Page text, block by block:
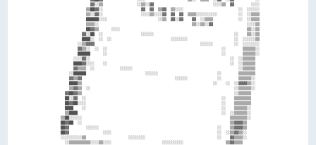
                ▓▓░░▒▒                ░░▒▒░░▓▓                            ░░░░▒▒  ▓▓        ░░░░
              ▒▒██▓▓░░                  ▓▓  ▓▓  ▒▒▓▓  ▒▒░░░░                          ░░  ░░░░░░
              ▒▒░░▓▓░░                  ░░░░▒▒░░░░▓▓  ▓▓  ▓▓  ▒▒▒▒░░░░░░░░░░          ░░  ░░▒▒▒▒
              ██████░░░░                        ░░▒▒  ▓▓░░▓▓    ▓▓  ░░▒▒▒▒            ░░  ░░▒▒▒▒
              ▒▒▒▒░░                                            ▒▒░░▒▒░░▓▓                ░░░░▒▒
              ██▓▓▒▒      ░░░░                                                            ▒▒░░▒▒
            ▓▓░░██  ░░                  ░░░░░░                                      ░░    ▒▒░░▒▒
            ████░░  ░░  ░░                            ░░░░░░░░                      ░░  ░░░░░░▒▒
          ░░▒▒▓▓▓▓                                                  ░░░░░░          ░░  ░░░░░░░░
          ▓▓▒▒░░  ░░  ░░                                                      ░░        ▒▒▒▒▒▒░░
          ██████      ░░                                                      ░░        ▒▒▒▒▒▒░░
        ░░░░▓▓░░                                                                  ░░  ░░▒▒▒▒▒▒
        ████▓▓░░░░    ░░                                                          ░░  ░░▒▒▒▒▒▒
        ▓▓▒▒▒▒  ░░            ░░░░░░                                                  ░░▒▒▒▒▒▒
      ░░██████                            ░░░░░░                            ░░        ▒▒▒▒▒▒▒▒
      ▓▓▒▒▓▓                                            ░░░░░░              ░░        ▒▒▒▒▒▒░░
      ████▒▒                                                              ░░    ░░  ░░▓▓▓▓▒▒░░
      ▒▒▓▓▒▒  ░░                                                                    ░░▒▒▒▒▒▒░░
    ▓▓██▓▓▒▒                                                                        ░░▒▒▒▒▒▒
    ██░░▓▓  ░░                                                                ░░    ▒▒▒▒▒▒▒▒
    ██▓▓██░░░░                                                                ░░    ▒▒▒▒▒▒▒▒
    ████    ░░                                                                ░░    ▒▒▒▒▒▒░░
    ▒▒████                                                                    ░░  ░░▒▒▒▒▒▒░░
  ▒▒██░░░░░░                                                                      ▒▒▒▒▒▒▒▒░░
  ██▓▓██  ░░                                                                      ▒▒▓▓▓▓▒▒
  ██▓▓        ░░░░░░                                                        ░░    ▒▒▓▓▓▓▒▒
  ██▓▓                ░░░░                                                  ░░  ░░▒▒▓▓▒▒░░
  ░░░░░░░░░░▒▒                    ░░░░░░░░                                  ░░    ▓▓▒▒▒▒░░
    ░░▒▒▒▒▒▒▒▒▒▒░░░░▒▒░░░░                        ░░░░░░░░░░                    ▒▒▓▓▒▒▒▒